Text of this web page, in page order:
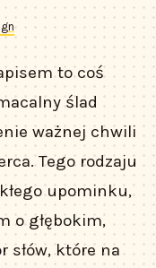
to coś
ślad
ważnej chwili
Tego rodzaju
upominku,
o głębokim,
słów, które na